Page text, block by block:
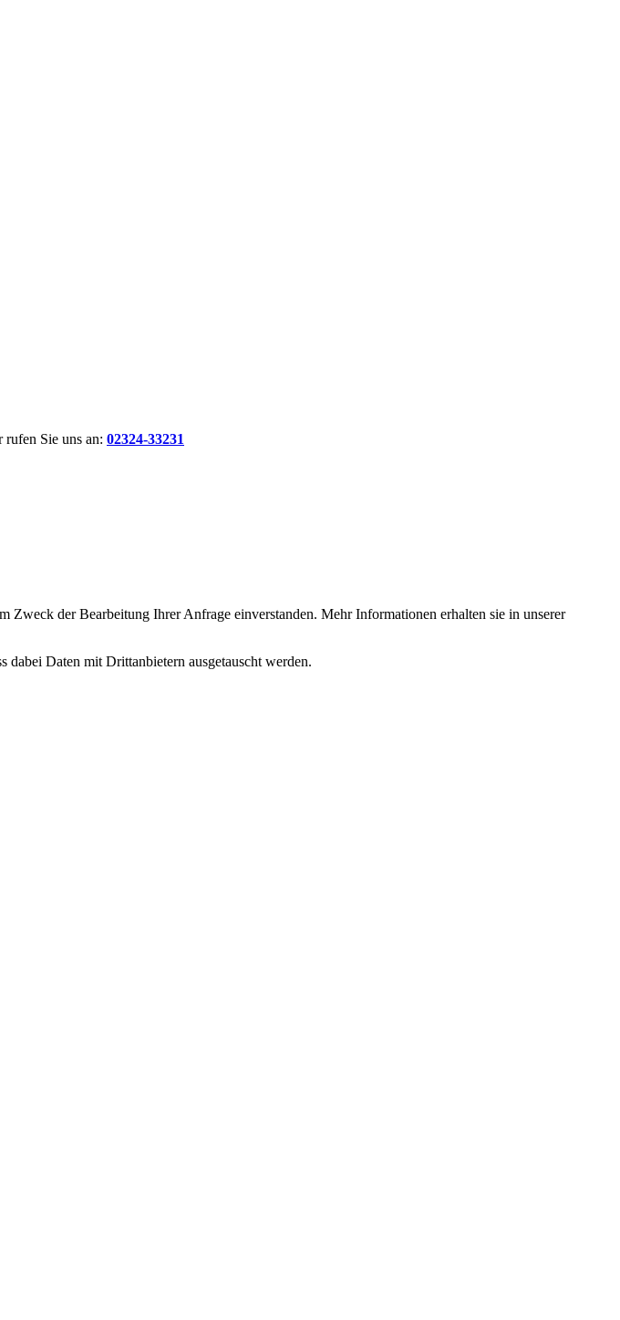
rufen Sie uns an: 02324-33231
der Bearbeitung Ihrer Anfrage einverstanden. Mehr Informationen erhalten sie in unserer
dabei Daten mit Drittanbietern ausgetauscht werden.